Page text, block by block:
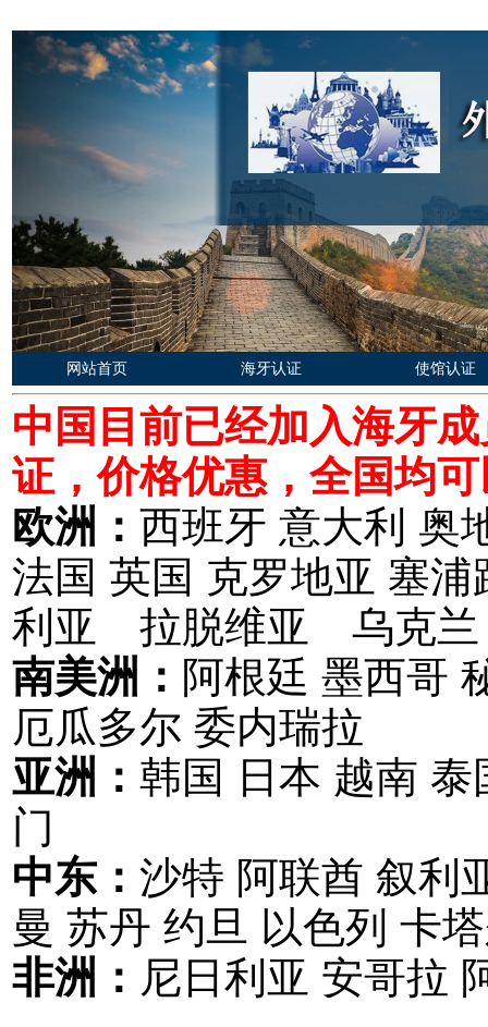
网站首页 海牙认证 使馆认证
中国目前已经加入海牙
证，价格优惠，全国均
欧洲： 西班牙 意大利 奥
法国 英国 克罗地亚 塞
利亚 拉脱维亚 乌克兰
南美洲： 阿根廷 墨西哥
厄瓜多尔 委内瑞拉
亚洲： 韩国 日本 越南
门
中东： 沙特 阿联酋 叙利
曼 苏丹 约旦 以色列 卡
非洲： 尼日利亚 安哥拉